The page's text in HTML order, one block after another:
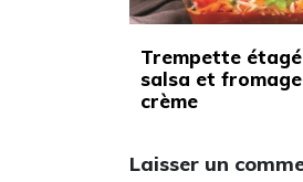
Trempette
salsa et
crème
Laisser un